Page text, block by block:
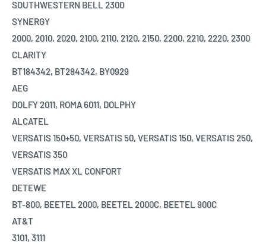
SOUTHWESTERN BELL 2300
SYNERGY
2000, 2010, 2020, 2100, 2110, 2120, 2150, 2200, 2210, 2220, 2300
CLARITY
BT184342, BT284342, BY0929
AEG
DOLFY 2011, ROMA 6011, DOLPHY
ALCATEL
VERSATIS 150+50, VERSATIS 50, VERSATIS 150, VERSATIS 250,
VERSATIS 350
VERSATIS MAX XL CONFORT
DETEWE
BT-800, BEETEL 2000, BEETEL 2000C, BEETEL 900C
AT&T
3101, 3111